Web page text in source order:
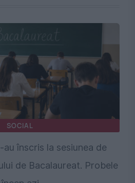
SOCIAL
înscris la sesiunea de
de Bacalaureat. Probele